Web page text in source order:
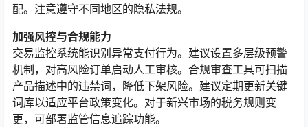
配。注意遵守不同地区的隐私法规。
加强风控与合规能力
交易监控系统能识别异常支付行为。建议设置多层级预警
机制，对高风险订单启动人工审核。合规审查工具可扫描
产品描述中的违禁词，降低下架风险。建议定期更新关键
词库以适应平台政策变化。对于新兴市场的税务规则变
更，可部署监管信息追踪功能。